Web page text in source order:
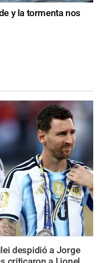
y la tormenta nos
despidió a Jorge